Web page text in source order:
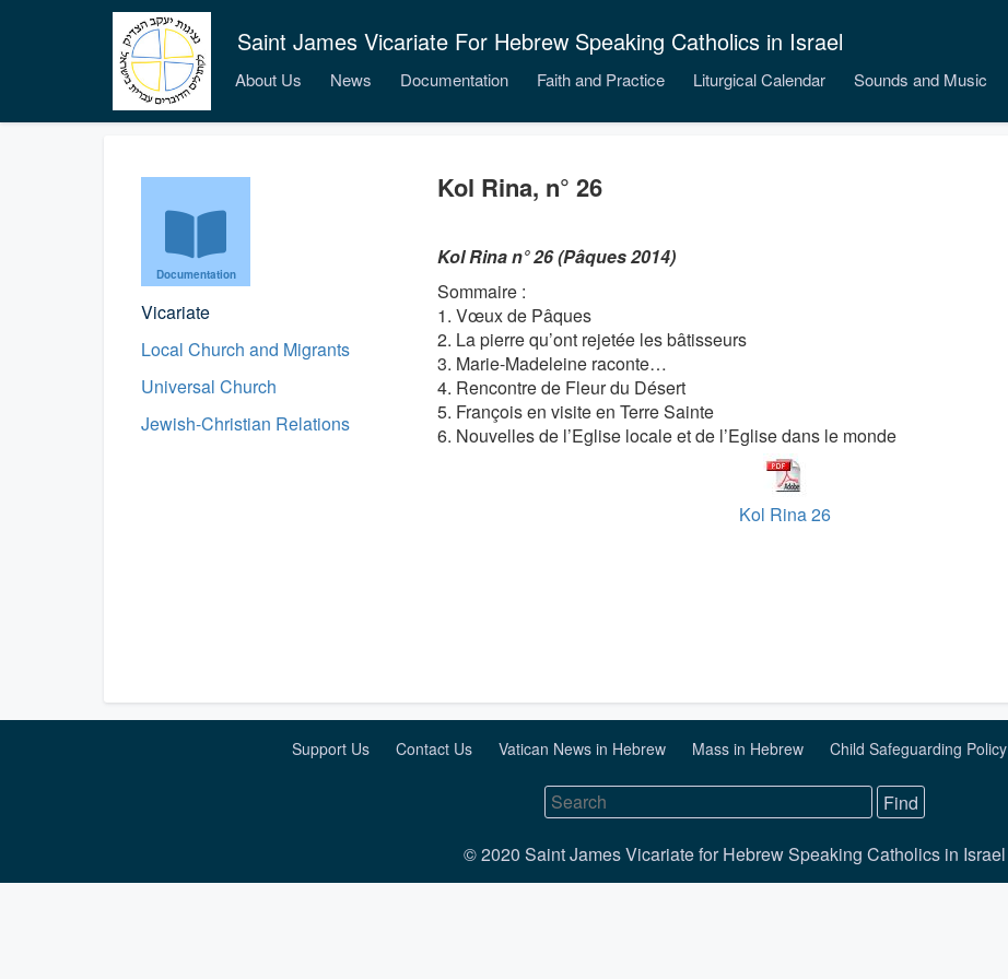
Saint James Vicariate For Hebrew Speaking Catholics in Israel
About Us News Documentation Faith and Practice Liturgical Calendar Sounds and Music
Documentation
Vicariate
Local Church and Migrants
Universal Church
Jewish-Christian Relations
Kol Rina, n° 26
Kol Rina n° 26 (Pâques 2014)
Sommaire :
1. Vœux de Pâques
2. La pierre qu’ont rejetée les bâtisseurs
3. Marie-Madeleine raconte…
4. Rencontre de Fleur du Désert
5. François en visite en Terre Sainte
6. Nouvelles de l’Eglise locale et de l’Eglise dans le monde
Kol Rina 26
Support Us Contact Us Vatican News in Hebrew Mass in Hebrew Child Safeguarding Policy
© 2020 Saint James Vicariate for Hebrew Speaking Catholics in Israel